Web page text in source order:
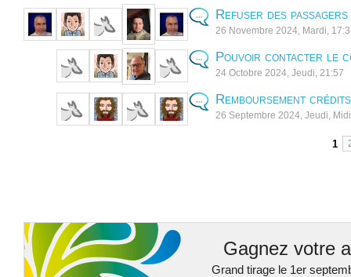
Refuser des passagers
26 Novembre 2024, Mardi,
Pouvoir contacter le
24 Octobre 2024, Jeudi, 21:57
Remboursement crédits
26 Septembre 2024, Jeudi,
1
Gagnez votre
Grand tirage le 1er